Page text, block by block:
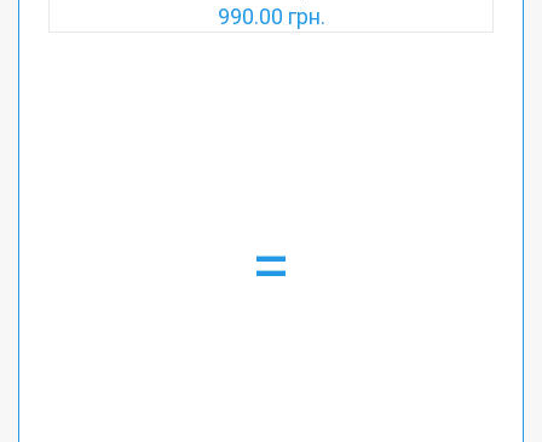
990.00 грн.
=